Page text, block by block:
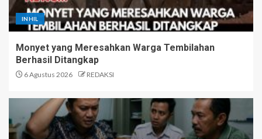
INHIL
Monyet yang Meresahkan Warga Tembilahan
Berhasil Ditangkap
6 Agustus 2026 REDAKSI